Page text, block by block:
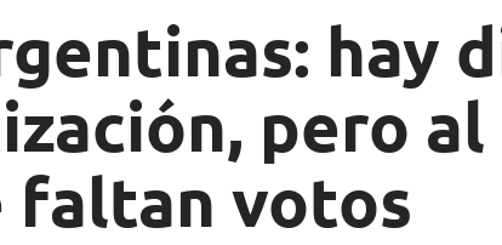
hay
pero al
faltan votos